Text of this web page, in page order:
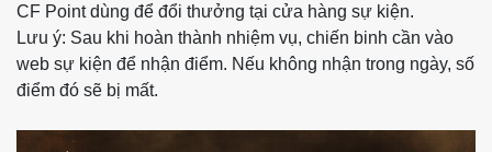
CF Point dùng để đổi thưởng tại cửa hàng sự kiện.
Lưu ý: Sau khi hoàn thành nhiệm vụ, chiến binh cần vào
web sự kiện để nhận điểm. Nếu không nhận trong ngày, số
điểm đó sẽ bị mất.